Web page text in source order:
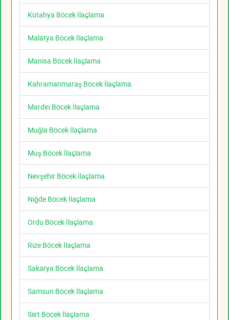
Kütahya Böcek İlaçlama
Malatya Böcek İlaçlama
Manisa Böcek İlaçlama
Kahramanmaraş Böcek İlaçlama
Mardin Böcek İlaçlama
Muğla Böcek İlaçlama
Muş Böcek İlaçlama
Nevşehir Böcek İlaçlama
Niğde Böcek İlaçlama
Ordu Böcek İlaçlama
Rize Böcek İlaçlama
Sakarya Böcek İlaçlama
Samsun Böcek İlaçlama
Siirt Böcek İlaçlama